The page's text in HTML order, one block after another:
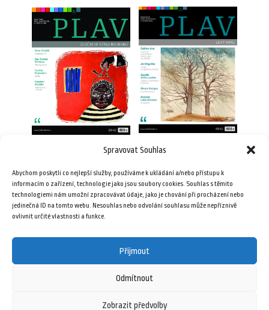
Spravovat Souhlas
Abychom poskytli co nejlepší služby, používáme k ukládání a/nebo přístupu k
informacím o zařízení, technologie jako jsou soubory cookies. Souhlas s těmito
technologiemi nám umožní zpracovávat údaje, jako je chování při procházení nebo
jedinečná ID na tomto webu. Nesouhlas nebo odvolání souhlasu může nepříznivě
ovlivnit určité vlastnosti a funkce.
Přijmout
Odmítnout
Zobrazit předvolby
Plav 11/2015 (e-book)
49,00Kč
Přidat do košíku
Plav 11/2010 (e-book)
35,00Kč
Přidat do košíku